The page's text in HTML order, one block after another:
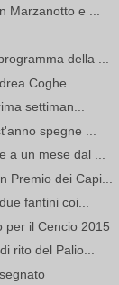
Marzanotto e ...
della ...
Coghe
settiman...
spegne ...
a un mese dal ...
Premio dei Capi...
fantini coi...
per il Cencio 2015
rito del Palio...